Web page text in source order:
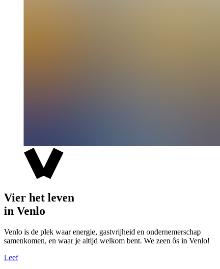
Vier het leven
in Venlo
Venlo is de plek waar energie, gastvrijheid en ondernemerschap
samenkomen, en waar je altijd welkom bent. We zeen ôs in Venlo!
Leef